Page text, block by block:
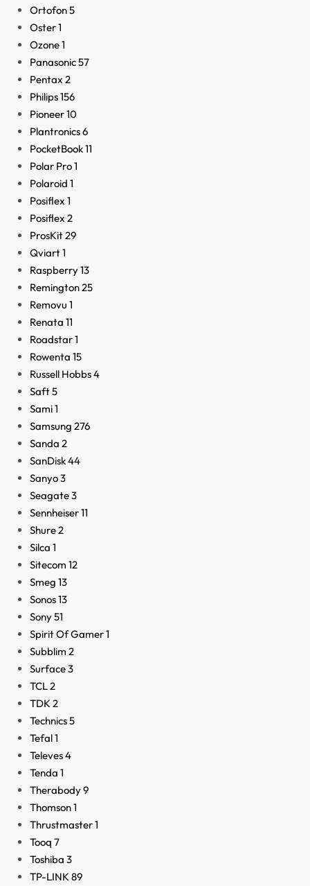
Ortofon5
Oster1
Ozone1
Panasonic57
Pentax 2
Philips156
Pioneer10
Plantronics6
PocketBook11
Polar Pro1
Polaroid 1
Posiflex 1
Posiflex 2
ProsKit29
Qviart1
Raspberry13
Remington25
Removu 1
Renata 11
Roadstar1
Rowenta 15
Russell Hobbs4
Saft5
Sami1
Samsung 276
Sanda 2
SanDisk44
Sanyo3
Seagate3
Sennheiser11
Shure2
Silca 1
Sitecom 12
Smeg 13
Sonos13
Sony51
Spirit Of Gamer1
Subblim 2
Surface3
TCL2
TDK 2
Technics5
Tefal1
Televes4
Tenda 1
Therabody9
Thomson1
Thrustmaster1
Tooq 7
Toshiba 3
TP-LINK 89